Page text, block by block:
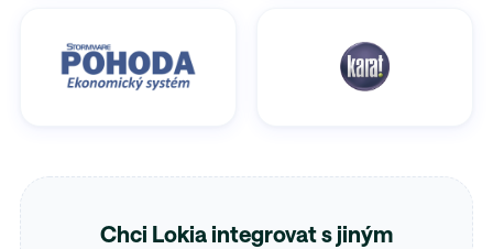
Chci Lokia integrovat s jiným